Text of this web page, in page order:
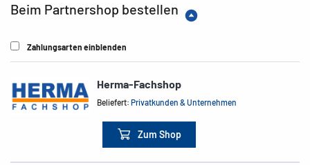
Beim Partnershop bestellen
Zahlungsarten einblenden
Herma-Fachshop
Beliefert:Privatkunden & Unternehmen
Zum Shop